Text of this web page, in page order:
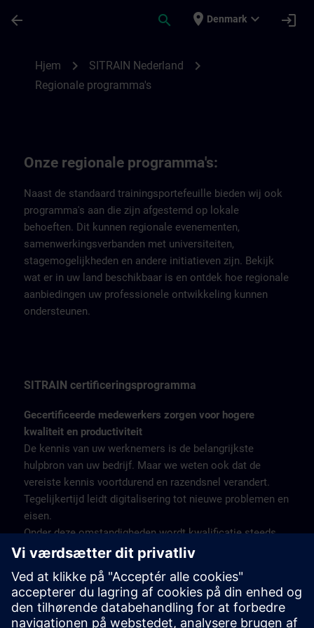
arrow_back search place Denmark expand_more login
Hjem chevron_right SITRAIN Nederland chevron_right
Regionale programma's
Onze regionale programma's:
Naast de standaard trainingsportefeuille bieden wij ook
programma's aan die zijn afgestemd op lokale
behoeften. Dit kunnen regionale evenementen,
samenwerkingsverbanden met universiteiten,
stagemogelijkheden en andere initiatieven zijn. Bekijk
wat er in uw land beschikbaar is en ontdek hoe regionale
aanbiedingen uw professionele ontwikkeling kunnen
ondersteunen.
SITRAIN certificeringsprogramma
Gecertificeerde medewerkers zorgen voor hogere
kwaliteit en productiviteit
De kennis van uw werknemers is de belangrijkste
hulpbron van uw bedrijf. Maar we weten ook dat de
vereiste kennis voortdurend en razendsnel verandert.
Tegelijkertijd leidt digitalisering tot nieuwe problemen en
eisen.
Onder deze omstandigheden wordt kwalificatie steeds
belangrijker - zowel voor werkgevers als werknemers.
gekwalificeerde opleidingen voor het volledige gamma
industriële producten en oplossingen van Siemens, met
aansluitende certificering om de verworven kennis te